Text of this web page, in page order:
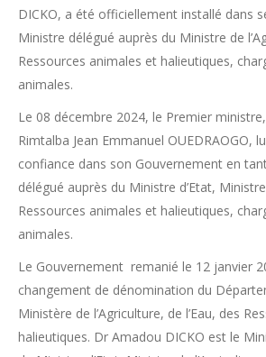
DICKO, a été officiellement installé dans
Ministre délégué auprès du Ministre de
Ressources animales et halieutiques,
animales.
Le 08 décembre 2024, le Premier
Rimtalba Jean Emmanuel OUEDRAOGO,
confiance dans son Gouvernement en
délégué auprès du Ministre d’Etat,
Ressources animales et halieutiques,
animales.
Le Gouvernement remanié le 12 janvier
changement de dénomination du
Ministère de l’Agriculture, de l’Eau, des
halieutiques. Dr Amadou DICKO est le